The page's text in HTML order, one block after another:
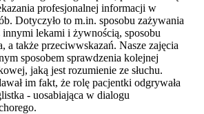
profesjonalnej informacji w
Dotyczyło to m.in. sposobu zażywania
lekami i żywnością, sposobu
a także przeciwwskazań. Nasze zajęcia
sposobem sprawdzenia kolejnej
jaką jest rozumienie ze słuchu.
im fakt, że rolę pacjentki odgrywała
- uosabiająca w dialogu